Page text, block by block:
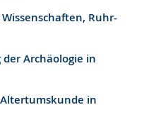
Ruhr-
Archäologie in
in